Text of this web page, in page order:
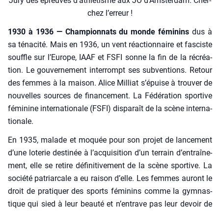
chez l’erreur !
1930 à 1936 — Cham­pion­nats du monde fémi­nins dus à
sa téna­ci­té. Mais en 1936, un vent réac­tion­naire et fas­ciste
souffle sur l’Europe, IAAF et FSFI sonne la fin de la récréa­
tion. Le gou­ver­ne­ment inter­rompt ses sub­ven­tions. Retour
des femmes à la mai­son. Alice Mil­liat s’é­puise à trou­ver de
nou­velles sources de finan­ce­ment. La Fédé­ra­tion spor­tive
fémi­nine inter­na­tio­nale (FSFI) dis­pa­raît de la scène inter­na­
tio­nale.
En 1935, malade et moquée pour son pro­jet de lan­ce­ment
d’une lote­rie des­ti­née à l’ac­qui­si­tion d’un ter­rain d’en­traî­ne­
ment, elle se retire défi­ni­ti­ve­ment de la scène spor­tive. La
socié­té patriar­cale a eu rai­son d’elle. Les femmes auront le
droit de pra­ti­quer des sports fémi­nins comme la gym­nas­
tique qui sied à leur beau­té et n’entrave pas leur devoir de